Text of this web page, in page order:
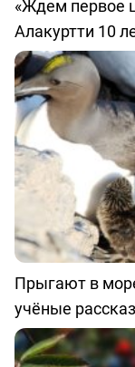
«Ждем первое
Алакуртти 10
Прыгают в
учёные